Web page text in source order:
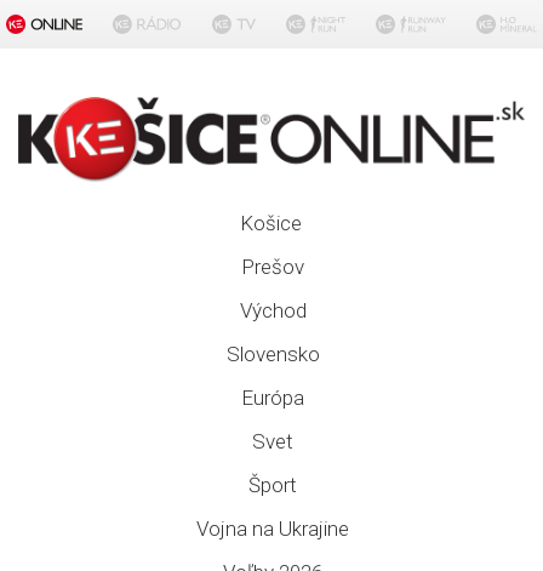
Košice
Prešov
Východ
Slovensko
Európa
Svet
Šport
Vojna na Ukrajine